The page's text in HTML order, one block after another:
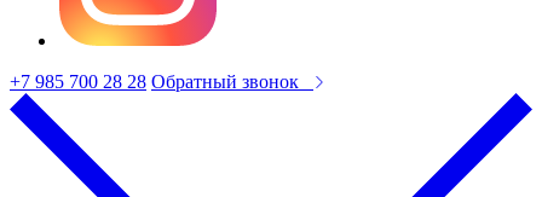
+7 985 700 28 28 Обратный звонок